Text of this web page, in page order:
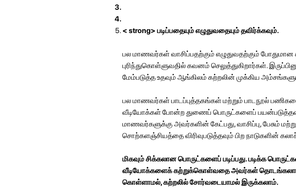
< strong> படிப்பதையும் எழுதுவதையும் தவிர்க்கவும்.
பல மாணவர்கள் வாசிப்பதற்கும் எழுதுவதற்கும் போதுமான
புரிந்துகொள்ளுவதில் கவனம் செலுத்துகிறார்கள்.
மேம்படுத்த உதவும் ஆங்கிலம் கற்றலின் முக்கிய அம்சங்களும்
பல மாணவர்கள் பாடப்புத்தகங்கள் மற்றும் பாடநூல்
வீடியோக்கள் போன்ற துணைப் பொருட்களைப்
மாணவர்களுக்கு அவர்களின் கேட்பது, வாசிப்பு, பேசும்
சொற்களஞ்சியத்தை விரிவுபடுத்தவும் பிற நாடுகளின்
மிகவும் சிக்கலான பொருட்களைப் படிப்பது. படிக்க
வீடியோக்களைக் கற்றுக்கொள்வதை அவர்கள் தொடங்கலாம்.
கொள்ளாமல், கற்றலில் சோர்வடையாமல் இருக்கலாம்.